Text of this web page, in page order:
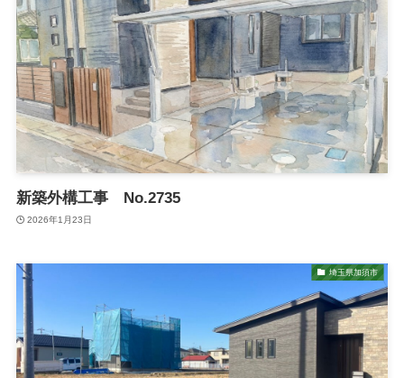
新築外構工事 No.2735
2026年1月23日
埼玉県加須市